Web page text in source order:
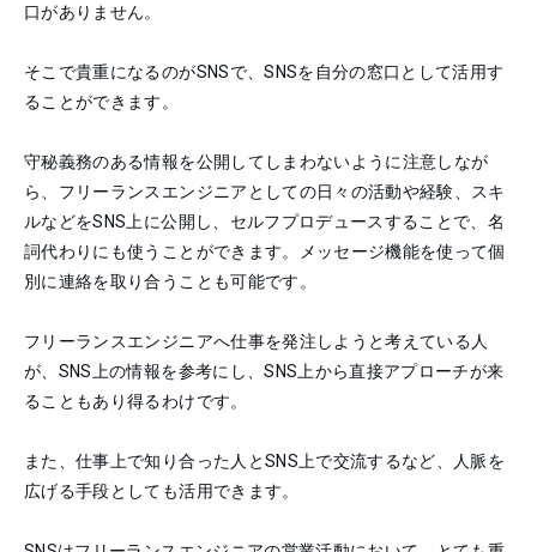
口がありません。
そこで貴重になるのがSNSで、SNSを自分の窓口として活用す
ることができます。
守秘義務のある情報を公開してしまわないように注意しなが
ら、フリーランスエンジニアとしての日々の活動や経験、スキ
ルなどをSNS上に公開し、セルフプロデュースすることで、名
詞代わりにも使うことができます。メッセージ機能を使って個
別に連絡を取り合うことも可能です。
フリーランスエンジニアへ仕事を発注しようと考えている人
が、SNS上の情報を参考にし、SNS上から直接アプローチが来
ることもあり得るわけです。
また、仕事上で知り合った人とSNS上で交流するなど、人脈を
広げる手段としても活用できます。